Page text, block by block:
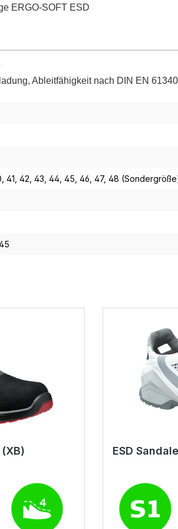
ERGO-SOFT ESD
Ableitfähigkeit nach DIN EN
, 41 , 42 , 43 , 44 , 45 , 46 , 47, 48
ESD